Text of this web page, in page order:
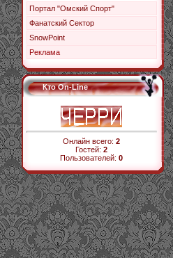
Портал "Омский Спорт"
Фанатский Сектор
SnowPoint
Реклама
Кто On-Line
Онлайн всего: 2
Гостей: 2
Пользователей: 0